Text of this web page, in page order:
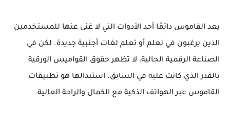
يعد القاموس دائمًا أحد الأدوات التي لا غنى عنها للمستخدمين
الذين يرغبون في تعلم أو تعلم لغات أجنبية جديدة. لكن في
الصناعة الرقمية الحالية، لا تظهر حقوق القواميس الورقية
بالقدر الذي كانت عليه في السابق. استبدالها هو تطبيقات
القاموس عبر الهواتف الذكية مع الكمال والراحة العالية.